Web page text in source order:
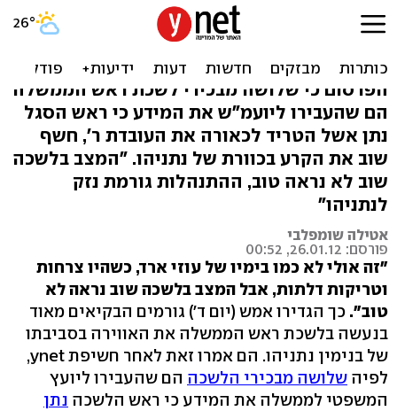
הסערה בלשכה: "איך אפשר
לנהל כך מדינה?"
הפרסום כי שלושה מבכירי לשכת ראש הממשלה
הם שהעבירו ליועמ"ש את המידע כי ראש הסגל
נתן אשל הטריד לכאורה את העובדת ר', חשף
שוב את הקרע בכוורת של נתניהו. "המצב בלשכה
שוב לא נראה טוב, ההתנהלות גורמת נזק
לנתניהו"
אטילה שומפלבי
פורסם: 26.01.12, 00:52
"זה אולי לא כמו בימיו של עוזי ארד, כשהיו צרחות
וטריקות דלתות, אבל המצב בלשכה שוב נראה לא
טוב". כך הגדירו אמש (יום ד') גורמים הבקיאים מאוד
בנעשה בלשכת ראש הממשלה את האווירה בסביבתו
של בנימין נתניהו. הם אמרו זאת לאחר חשיפת ynet,
לפיה שלושה מבכירי הלשכה הם שהעבירו ליועץ
המשפטי לממשלה את המידע כי ראש הלשכה נתן